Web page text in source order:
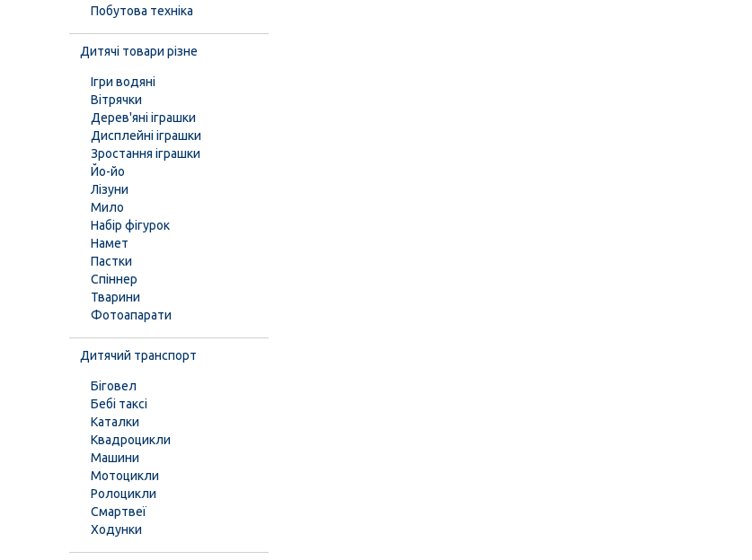
Побутова техніка
Дитячі товари різне
Ігри водяні
Вітрячки
Дерев'яні іграшки
Дисплейні іграшки
Зростання іграшки
Йо-йо
Лізуни
Мило
Набір фігурок
Намет
Пастки
Спіннер
Тварини
Фотоапарати
Дитячий транспорт
Біговел
Бебі таксі
Каталки
Квадроцикли
Машини
Мотоцикли
Ролоцикли
Смартвеї
Ходунки